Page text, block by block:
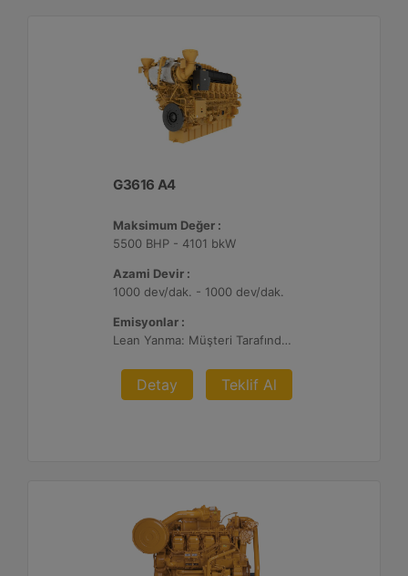
G3616 A4
Maksimum Değer :
5500 BHP - 4101 bkW
Azami Devir :
1000 dev/dak. - 1000 dev/dak.
Emisyonlar :
Lean Yanma: Müşteri Tarafından Sağlanan Atık Arıtma ile NSPS Saha Uyumluluğuna Sahiptir, 0,3 g ve 0,5 g/bhp-sa. NOx
Detay Teklif Al